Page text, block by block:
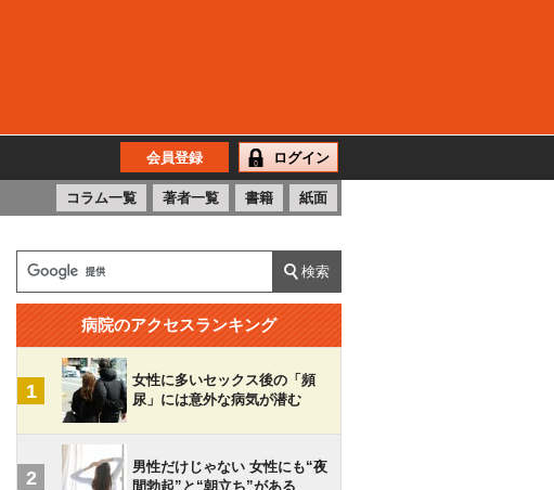
会員登録 ログイン
コラム一覧 著者一覧 書籍 紙面
病院のアクセスランキング
1
女性に多いセックス後の「頻
尿」には意外な病気が潜む
2
男性だけじゃない 女性にも“夜
間勃起”と“朝立ち”がある